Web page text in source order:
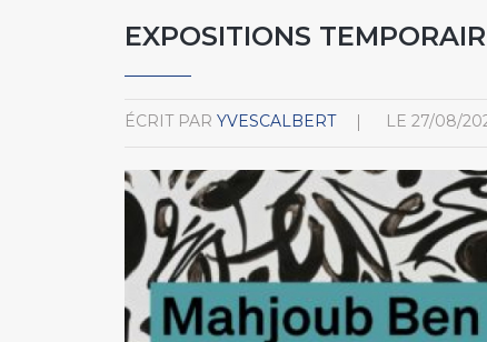
EXPOSITIONS
ÉCRIT PAR YVESCALBERT LE 27/08/